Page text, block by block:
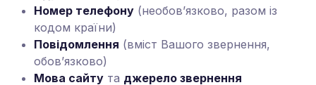
Номер телефону (необов’язково, разом із
кодом країни)
Повідомлення (вміст Вашого звернення,
обов’язково)
Мова сайту та джерело звернення